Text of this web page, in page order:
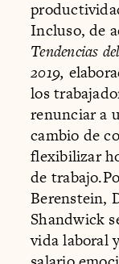
Incluso, de
Tendencias
2019,
los
renunciar a
cambio de
flexibilizar
de
Berenstein,
Shandwick
vida laboral